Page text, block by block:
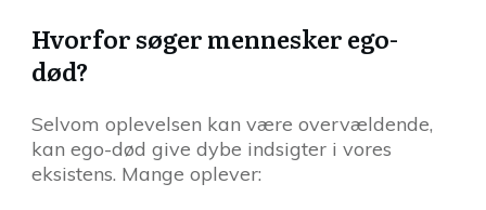
Hvorfor søger mennesker ego-
død?
Selvom oplevelsen kan være overvældende,
kan ego-død give dybe indsigter i vores
eksistens. Mange oplever: